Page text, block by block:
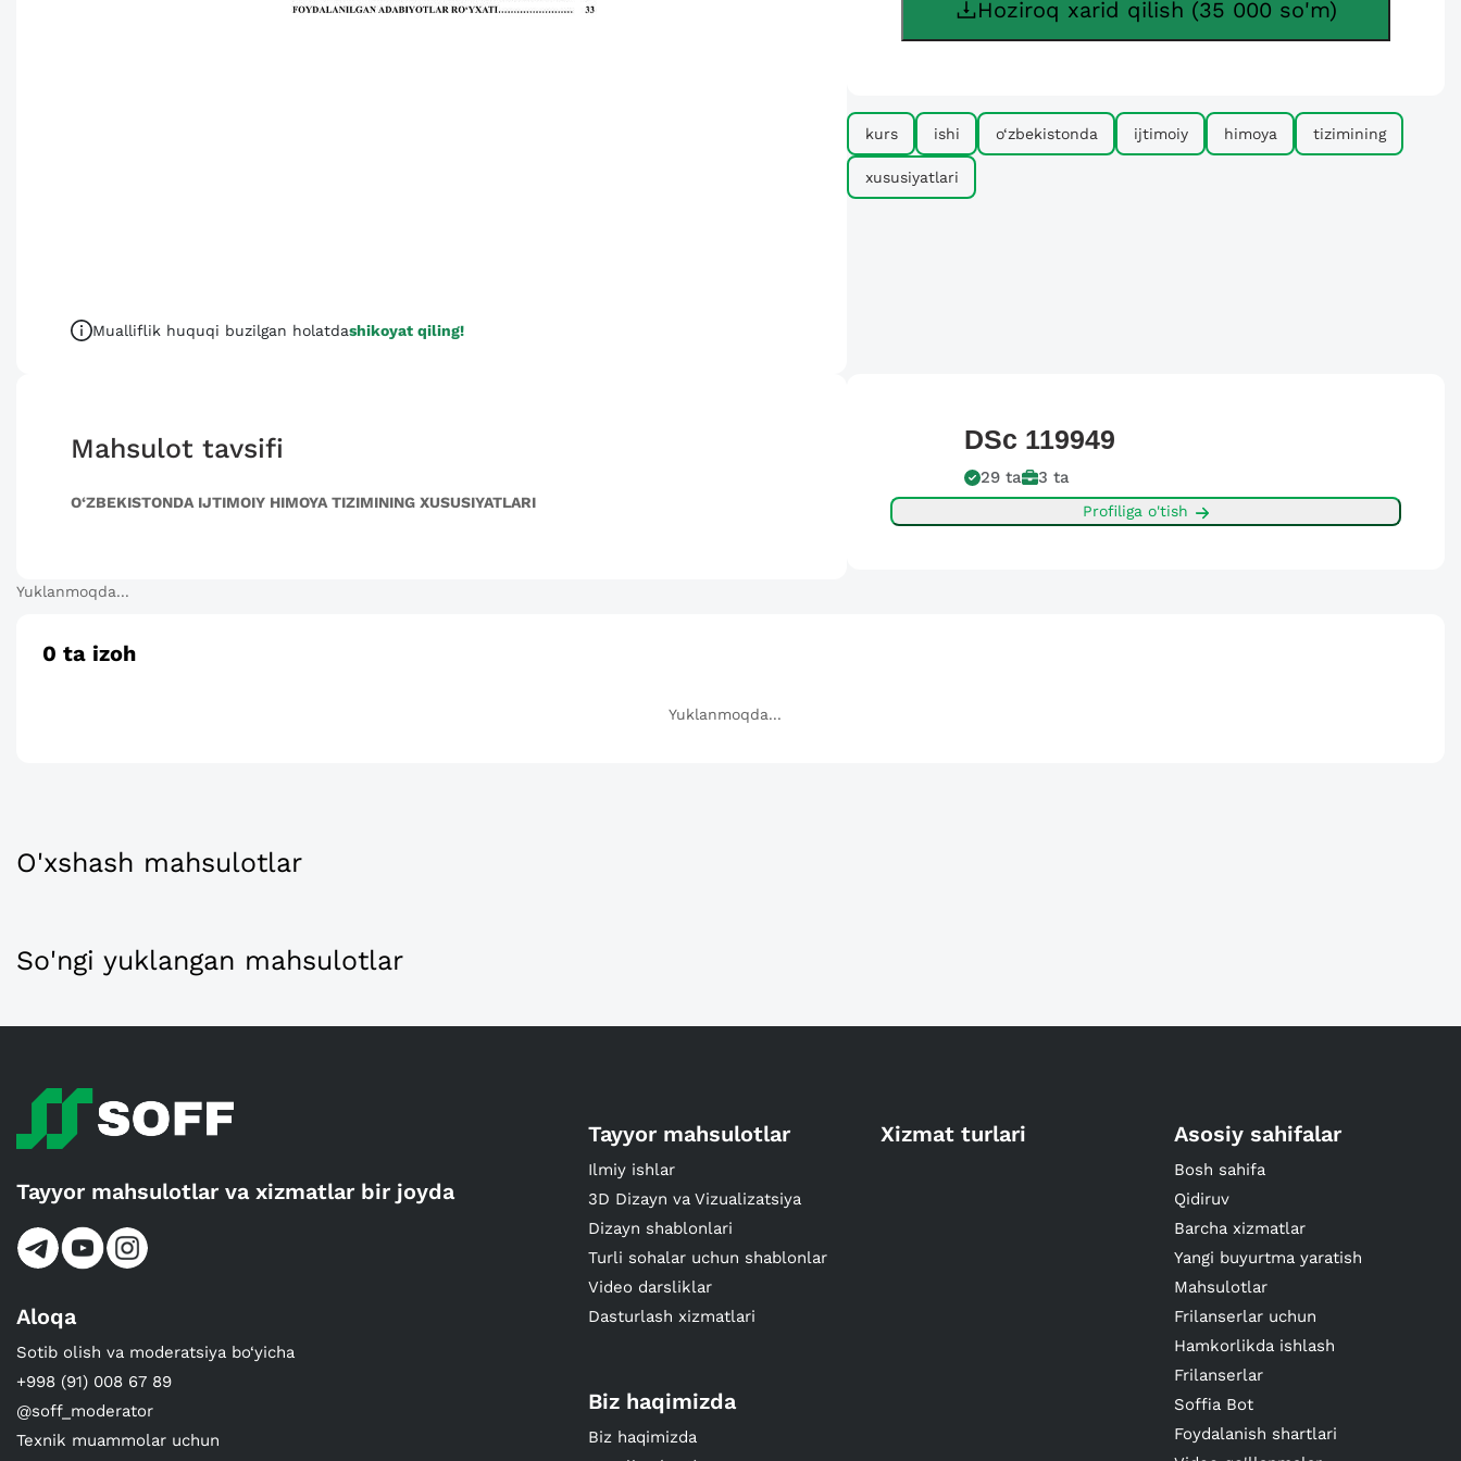
Mualliflik huquqi buzilgan holatdashikoyat qiling!
Hoziroq xarid qilish (35 000 so'm)
kurs ishi o‘zbekistonda ijtimoiy himoya tizimining
xususiyatlari
Mahsulot tavsifi
O‘ZBEKISTONDA IJTIMOIY HIMOYA TIZIMINING XUSUSIYATLARI
DSc 119949
29 ta 3 ta
Profiliga o'tish
Yuklanmoqda...
0 ta izoh
Yuklanmoqda...
O'xshash mahsulotlar
So'ngi yuklangan mahsulotlar
Tayyor mahsulotlar va xizmatlar bir joyda
Aloqa
Sotib olish va moderatsiya bo‘yicha
+998 (91) 008 67 89
@soff_moderator
Texnik muammolar uchun
Tayyor mahsulotlar
Ilmiy ishlar
3D Dizayn va Vizualizatsiya
Dizayn shablonlari
Turli sohalar uchun shablonlar
Video darsliklar
Dasturlash xizmatlari
Xizmat turlari Asosiy sahifalar
Bosh sahifa
Qidiruv
Barcha xizmatlar
Yangi buyurtma yaratish
Mahsulotlar
Frilanserlar uchun
Hamkorlikda ishlash
Frilanserlar
Soffia Bot
Foydalanish shartlari
Biz haqimizda
Biz haqimizda